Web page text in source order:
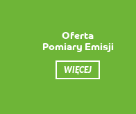
Oferta
Pomiary Emisji
WIĘCEJ